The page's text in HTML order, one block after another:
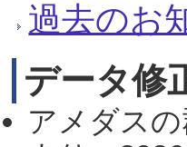
過去のお
データ修
アメダス